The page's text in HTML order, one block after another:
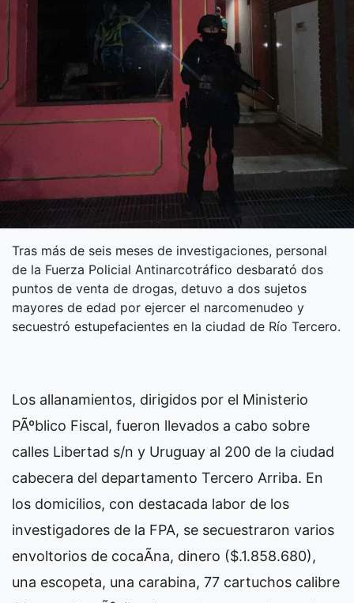
Tras más de seis meses de investigaciones, personal
de la Fuerza Policial Antinarcotráfico desbarató dos
puntos de venta de drogas, detuvo a dos sujetos
mayores de edad por ejercer el narcomenudeo y
secuestró estupefacientes en la ciudad de Río Tercero.
Los allanamientos, dirigidos por el Ministerio
PÃºblico Fiscal, fueron llevados a cabo sobre
calles Libertad s/n y Uruguay al 200 de la ciudad
cabecera del departamento Tercero Arriba. En
los domicilios, con destacada labor de los
investigadores de la FPA, se secuestraron varios
envoltorios de cocaÃ­na, dinero ($.1.858.680),
una escopeta, una carabina, 77 cartuchos calibre